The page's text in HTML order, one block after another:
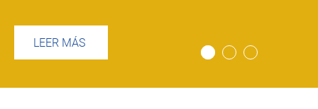
LEER MÁS